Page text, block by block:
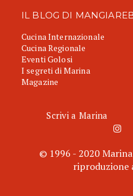
IL BLOG DI
Cucina Internazionale
Cucina Regionale
Eventi Golosi
I segreti di Marina
Magazine
Scrivi a Marina
© 1996 - 2020
riproduzione